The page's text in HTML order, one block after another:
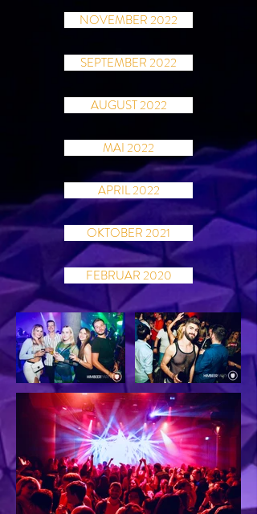
NOVEMBER 2022
SEPTEMBER 2022
AUGUST 2022
MAI 2022
APRIL 2022
OKTOBER 2021
FEBRUAR 2020